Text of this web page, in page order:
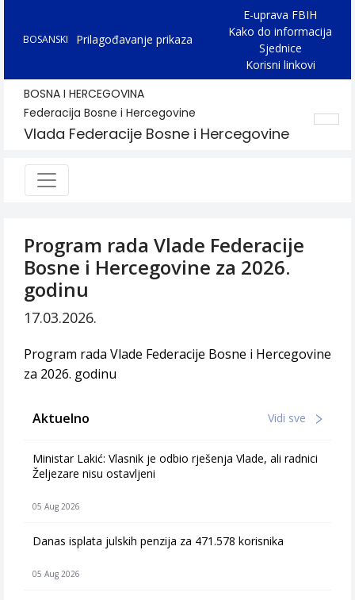
BOSANSKI Prilagođavanje prikaza
E-uprava FBIH
Kako do informacija
Sjednice
Korisni linkovi
BOSNA I HERCEGOVINA
Federacija Bosne i Hercegovine
Vlada Federacije Bosne i Hercegovine
Program rada Vlade Federacije
Bosne i Hercegovine za 2026.
godinu
17.03.2026.
Program rada Vlade Federacije Bosne i Hercegovine
za 2026. godinu
Aktuelno Vidi sve
Ministar Lakić: Vlasnik je odbio rješenja Vlade, ali radnici
Željezare nisu ostavljeni
05 Aug 2026
Danas isplata julskih penzija za 471.578 korisnika
05 Aug 2026